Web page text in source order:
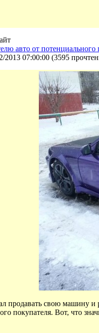
авто от потенциального
2013 07:00:00 (3595
продавать свою машину и
покупателя. Вот, что